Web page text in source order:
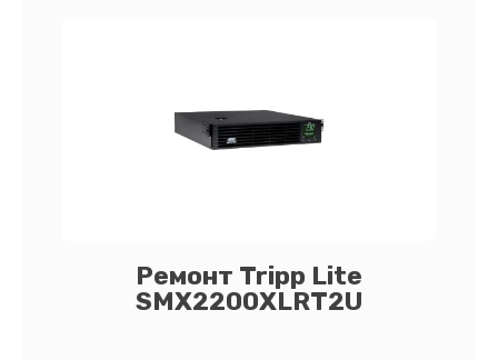
Ремонт Tripp Lite
SMX2200XLRT2U